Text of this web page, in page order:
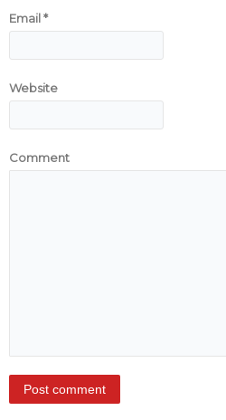
Email*
Website
Comment